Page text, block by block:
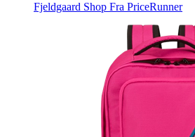
Fjeldgaard Shop Fra PriceRunner